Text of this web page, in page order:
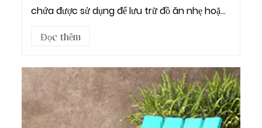
chứa được sử dụng để lưu trữ đồ ăn nhẹ hoặc
Đọc thêm